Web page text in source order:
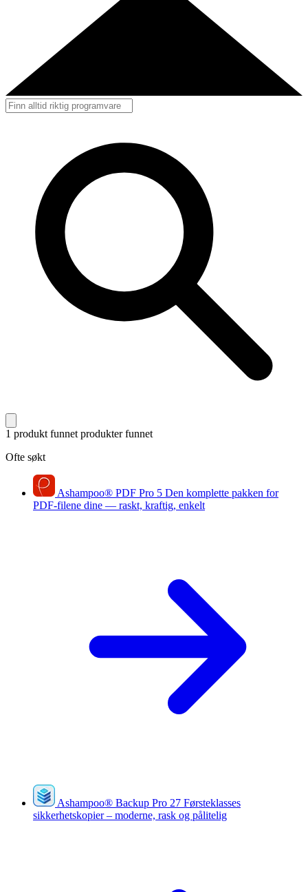
1 produkt funnet produkter funnet
Ofte søkt
Ashampoo® PDF Pro 5 Den komplette pakken for
PDF-filene dine — raskt, kraftig, enkelt
Ashampoo® Backup Pro 27 Førsteklasses
sikkerhetskopier – moderne, rask og pålitelig